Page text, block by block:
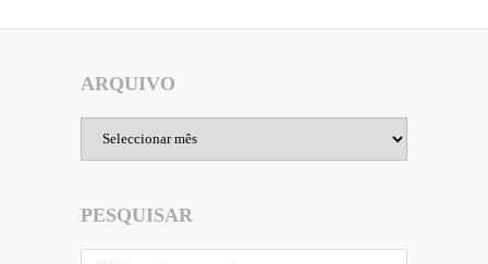
ARQUIVO
PESQUISAR